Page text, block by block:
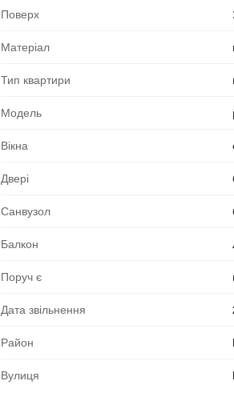
Поверх
Матеріал
Тип квартири
Модель
Вікна
Двері
Санвузол
Балкон
Поруч є
Дата звільнення
Район
Вулиця